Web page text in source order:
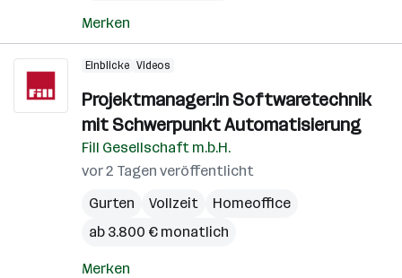
Merken
Einblicke Videos
Projektmanager:in Softwaretechnik
mit Schwerpunkt Automatisierung
Fill Gesellschaft m.b.H.
vor 2 Tagen veröffentlicht
Gurten
Vollzeit
Homeoffice
ab 3.800 € monatlich
Merken